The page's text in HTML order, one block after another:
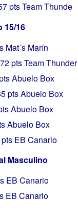
pts Team Thunde
15/16
Mat´s Marín
pts Team Thunder
Abuelo Box
pts Abuelo Box
Abuelo Box
Abuelo Box
EB Canario
Masculino
EB Canario
EB Canario